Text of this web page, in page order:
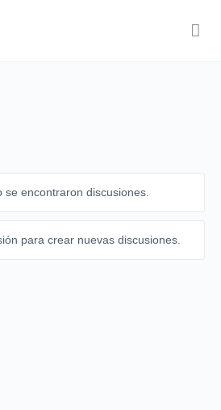
se encontraron discusiones.
para crear nuevas discusiones.